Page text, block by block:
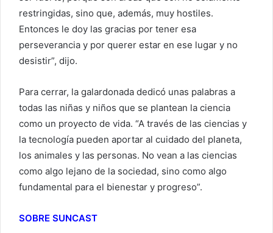
restringidas, sino que, además, muy hostiles.
Entonces le doy las gracias por tener esa
perseverancia y por querer estar en ese lugar y no
desistir”, dijo.
Para cerrar, la galardonada dedicó unas palabras a
todas las niñas y niños que se plantean la ciencia
como un proyecto de vida. “A través de las ciencias y
la tecnología pueden aportar al cuidado del planeta,
los animales y las personas. No vean a las ciencias
como algo lejano de la sociedad, sino como algo
fundamental para el bienestar y progreso”.
SOBRE SUNCAST